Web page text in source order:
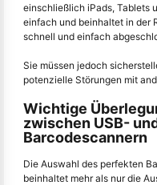
einschließlich iPads, Tablets
einfach und beinhaltet in der
schnell und einfach
Sie müssen jedoch
potenzielle Störungen mit
Wichtige
zwischen USB-
Barcodescannern
Die Auswahl des perfekten
beinhaltet mehr als nur die